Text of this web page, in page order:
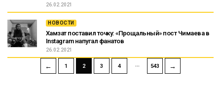
26.02.2021
НОВОСТИ
Хамзат поставил точку: «Прощальный» пост Чимаева в
Instagram напугал фанатов
26.02.2021
← 1 2 3 4 … 543 →